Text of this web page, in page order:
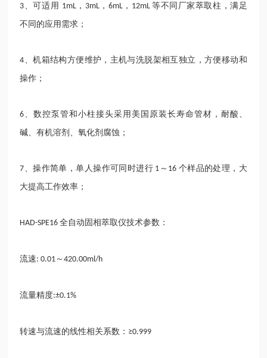
3 、可适用 1mL ， 3mL ， 6mL ， 12mL等不同厂家萃取柱，满足
不同的应用需求；
4 、机箱结构方便维护，主机与洗脱架相互独立，方便移动和
操作；
6 、数控泵管和小柱接头采用美国原装长寿命管材，耐酸、
碱、有机溶剂、氧化剂腐蚀；
7 、操作简单，单人操作可同时进行 1 ～ 16 个样品的处理，大
大提高工作效率；
HAD-SPE16全自动固相萃取仪技术参数：
流速: 0.01 ～420.00ml/h
流量精度:±0.1%
转速与流速的线性相关系数： ≥0.999